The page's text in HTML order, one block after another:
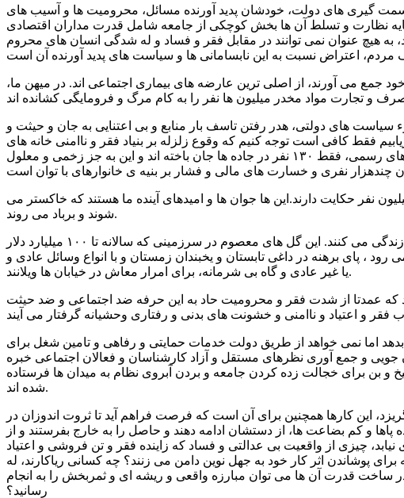
گیری های دولت، خودشان پدید آورنده مسائل، محرومیت ها و آسیب های
سایه نظارت و تسلط آن ها بخش کوچکی از جامعه شامل قدرت مداران اقتصادی
هیچ عنوان نمی توانند در مقابل فقر و فساد و له شدگی انسان های محروم
جمع می آورند، از اصلی ترین عارضه های بیماری اجتماعی اند. در میهن ما،
سیاست های دولتی، هدر رفتن تاسف بار منابع و بی اعتنایی به جان و حیثت و
فقط کافی است توجه کنیم که وقوع زلزله بر بنیاد فقر و ناامنی خانه های
مردم در آذربایجان جان صدها و سلامت هزاران و خانه و کاشانه ده ها هزاری را گرفت. در تعطیلات سه روزه اخیر، بنا به آمارهای رسمی، فقط ۱۳۰ نفر در جاده ها جان باخته اند و این به جز زخمی و معلول
نکبت و فقر و محرومیت می گوییم پس بگذارید یاد آورر شویم که برآوردها در مورد شمار معتادان کشور از ۲ میلیون تا ۵ میلیون نفر حکایت دارند.این ها جوان ها و امیدهای آینده ما هستند که خاکستر می
شوند و برباد می روند.
نتایج بررسی های کارشناسان و پژوهشگران می گوید بین ۵۰۰ تا ۸۰۰ هزار کودک کار و خیابان در ایران با مشقت و ناکامی و فقر زندگی می کنند. این گل های معصوم در سرزمینی که سالانه تا ۱۰۰ میلیارد دلار
، پای برهنه در داغی تابستان و یخبندان زمستان و با انواع وسائل عادی و
یا غیر عادی و گاه بی شرمانه، برای امرار معاش در خیابان ها ویلانند.
که عمدتا از شدت فقر و محرومیت حاد به این حرفه ضد اجتماعی و ضد حیثت
اما نمی خواهد از طریق دولت خدمات حمایتی و رفاهی و تامین شغل برای
و جمع آوری نظرهای مستقل و آزاد کارشناسان و فعالان اجتماعی خبره
و بن برای خجالت زده کردن جامعه و بردن آبروی نظام به میدان ها فرستاده
شده اند.
این کارها همچنین برای آن است که فرصت فراهم آید تا ثروت اندوزان در
و کم بضاعت ها، از دستشان ادامه دهند و حاصل را به خارج بفرستند و از
چیزی از واقعیت بی عدالتی و فساد که زاینده فقر و تن فروشی و اعتیاد
پوشاندن اثر کار خود به جهل نوین دامن می زنند؟ چه کسانی ریاکارند، له
در ساخت قدرت آن ها می توان مبارزه واقعی و ریشه ای و ثمربخش را به انجام
رسانید؟